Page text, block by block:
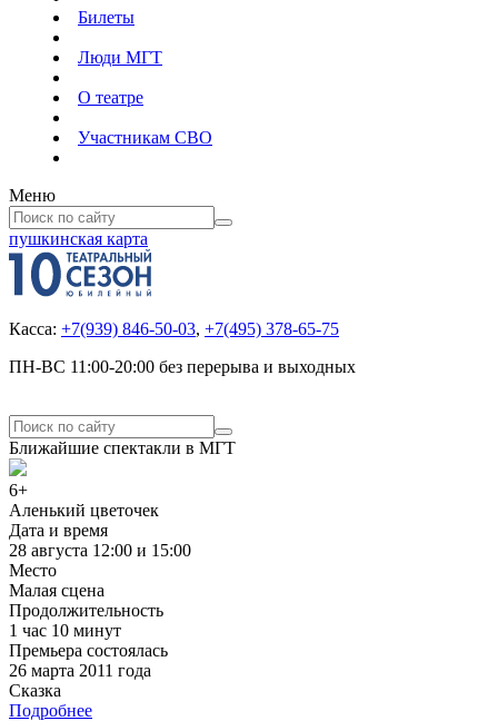
Билеты
Люди МГТ
О театре
Участникам СВО
Меню
пушкинская карта
Касса: +7(939) 846-50-03, +7(495) 378-65-75
ПН-ВС 11:00-20:00 без перерыва и выходных
Ближайшие спектакли в МГТ
6+
Аленький цветочек
Дата и время
28 августа 12:00 и 15:00
Место
Малая сцена
Продолжительность
1 час 10 минут
Премьера состоялась
26 марта 2011 года
Сказка
Подробнее